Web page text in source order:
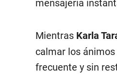
mensajería
Mientras Karla
calmar los
frecuente y sin